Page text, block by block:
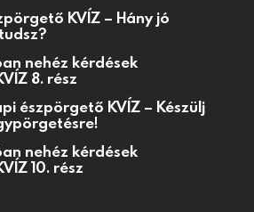
KVÍZ – Hány jó
nehéz kérdések
8. rész
észpörgető KVÍZ – Készülj
nehéz kérdések
10. rész